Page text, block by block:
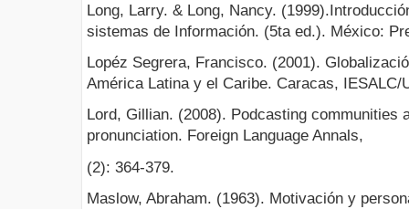
Long, Larry. & Long, Nancy.
sistemas de Información. (5ta ed.). México:
Lopéz Segrera, Francisco. (2001).
América Latina y el Caribe. Caracas, IESALC/
Lord, Gillian. (2008). Podcasting communities
pronunciation. Foreign Language Annals,
(2): 364-379.
Maslow, Abraham. (1963). Motivación y